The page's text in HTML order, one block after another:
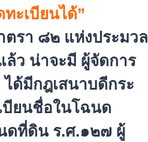
ะเบียนได้”
รา ๘๒ แห่งประมวล
ว น่าจะมี ผู้จัดการ
ด้มีกฎเสนาบดีกระ
บียนชื่อในโฉนด
ดที่ดิน ร.ศ.๑๒๗ ผู้